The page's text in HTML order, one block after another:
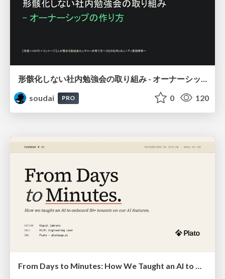
soudai
PRO 0 120
From Days to Minutes: How We Taught an AI to Onboard 50+ Tenants on our AI Features